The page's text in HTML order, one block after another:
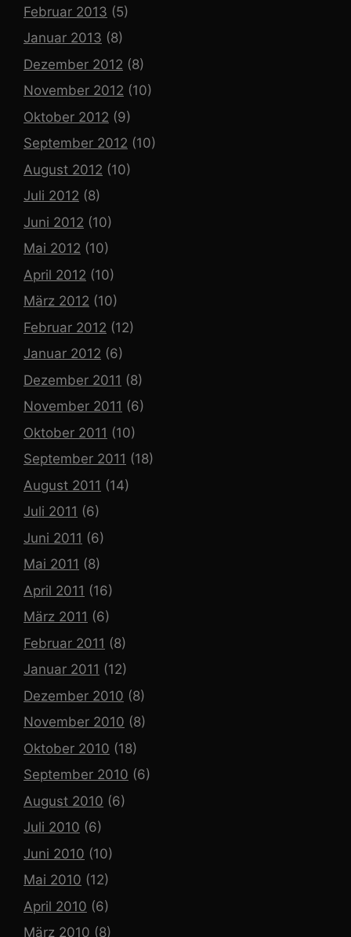
Februar 2013 (5)
Januar 2013 (8)
Dezember 2012 (8)
November 2012 (10)
Oktober 2012 (9)
September 2012 (10)
August 2012 (10)
Juli 2012 (8)
Juni 2012 (10)
Mai 2012 (10)
April 2012 (10)
März 2012 (10)
Februar 2012 (12)
Januar 2012 (6)
Dezember 2011 (8)
November 2011 (6)
Oktober 2011 (10)
September 2011 (18)
August 2011 (14)
Juli 2011 (6)
Juni 2011 (6)
Mai 2011 (8)
April 2011 (16)
März 2011 (6)
Februar 2011 (8)
Januar 2011 (12)
Dezember 2010 (8)
November 2010 (8)
Oktober 2010 (18)
September 2010 (6)
August 2010 (6)
Juli 2010 (6)
Juni 2010 (10)
Mai 2010 (12)
April 2010 (6)
März 2010 (8)